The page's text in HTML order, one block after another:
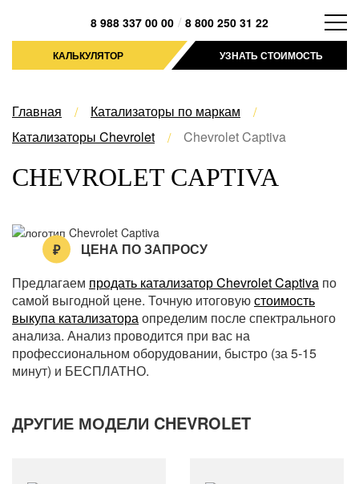
8 988 337 00 00 / 8 800 250 31 22
КАЛЬКУЛЯТОР УЗНАТЬ СТОИМОСТЬ
Главная
Катализаторы по маркам
Катализаторы Chevrolet
Chevrolet Captiva
CHEVROLET CAPTIVA
ЦЕНА ПО ЗАПРОСУ
Предлагаем продать катализатор Chevrolet Captiva по
самой выгодной цене. Точную итоговуюстоимость
выкупа катализатораопределим после спектрального
анализа. Анализ проводится при вас на
профессиональном оборудовании, быстро (за 5-15
минут) и БЕСПЛАТНО.
ДРУГИЕ МОДЕЛИ CHEVROLET